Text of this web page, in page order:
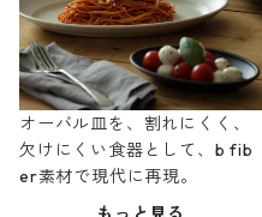
オーバル皿を、割れにくく、
欠けにくい食器として、b fib
er素材で現代に再現。